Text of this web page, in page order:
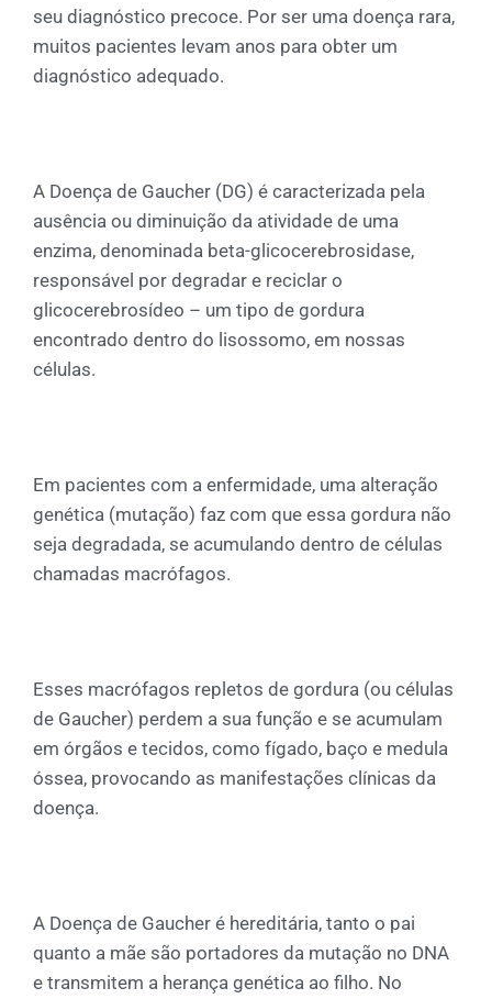
seu diagnóstico precoce. Por ser uma doença rara,
muitos pacientes levam anos para obter um
diagnóstico adequado.
A Doença de Gaucher (DG) é caracterizada pela
ausência ou diminuição da atividade de uma
enzima, denominada beta-glicocerebrosidase,
responsável por degradar e reciclar o
glicocerebrosídeo – um tipo de gordura
encontrado dentro do lisossomo, em nossas
células.
Em pacientes com a enfermidade, uma alteração
genética (mutação) faz com que essa gordura não
seja degradada, se acumulando dentro de células
chamadas macrófagos.
Esses macrófagos repletos de gordura (ou células
de Gaucher) perdem a sua função e se acumulam
em órgãos e tecidos, como fígado, baço e medula
óssea, provocando as manifestações clínicas da
doença.
A Doença de Gaucher é hereditária, tanto o pai
quanto a mãe são portadores da mutação no DNA
e transmitem a herança genética ao filho. No